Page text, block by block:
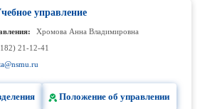
управление
Хромова Анна Владимировна
21-12-41
Положение об управлении